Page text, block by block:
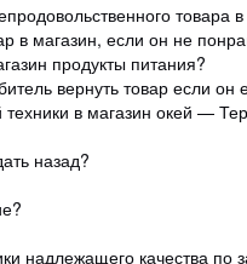
товара
в магазин, если он не
продукты питания?
вернуть товар если он
техники в магазин окей —
назад?
надлежащего качества по